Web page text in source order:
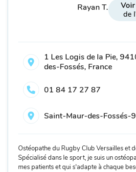
Rayan T.
de
1 Les Logis de la Pie,
des-Fossés, France
01 84 17 27 87
Saint-Maur-des-Fossés-
Ostéopathe du Rugby Club Versailles et
Spécialisé dans le sport, je suis un
mes patients et qui s'adapte à chaque